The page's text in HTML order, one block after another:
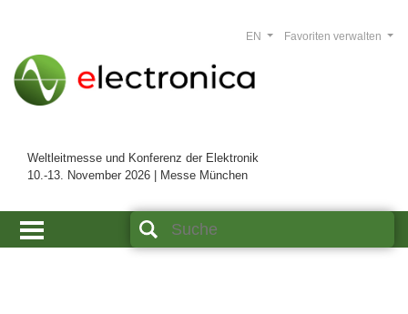
Weltleitmesse und Konferenz der Elektronik
10.-13. November 2026 | Messe München
Favoriten verwalten
EN